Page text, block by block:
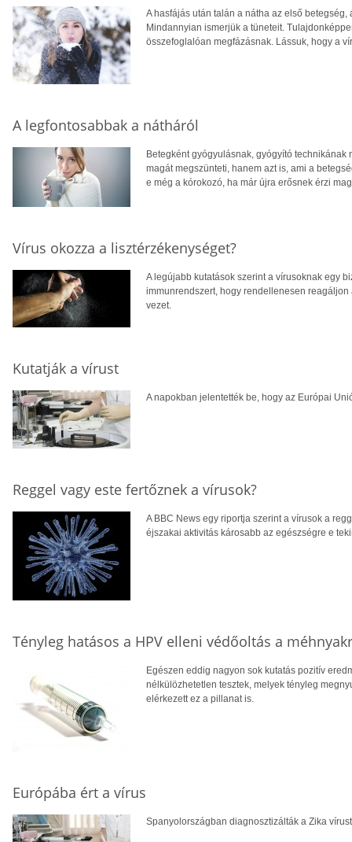
A hasfájás után talán a nátha az első
Mindannyian ismerjük a tüneteit.
összefoglalóan megfázásnak. Lássuk, hogy a
A legfontosabbak a nátháról
Betegként gyógyulásnak, gyógyító technikának
magát megszünteti, hanem azt is, ami a
e még a kórokozó, ha már újra erősnek érzi
Vírus okozza a lisztérzékenységet?
A legújabb kutatások szerint a vírusoknak egy
immunrendszert, hogy rendellenesen
vezet.
Kutatják a vírust
A napokban jelentették be, hogy az Európai
Reggel vagy este fertőznek a vírusok?
A BBC News egy riportja szerint a vírusok a
éjszakai aktivitás károsabb az egészségre e
Tényleg hatásos a HPV elleni védőoltás a
Egészen eddig nagyon sok kutatás pozitív
nélkülözhetetlen tesztek, melyek tényleg
elérkezett ez a pillanat is.
Európába ért a vírus
Spanyolországban diagnosztizálták a Zika